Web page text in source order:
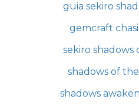
guia sekiro
gemcraft
sekiro shadows
shadows of
shadows